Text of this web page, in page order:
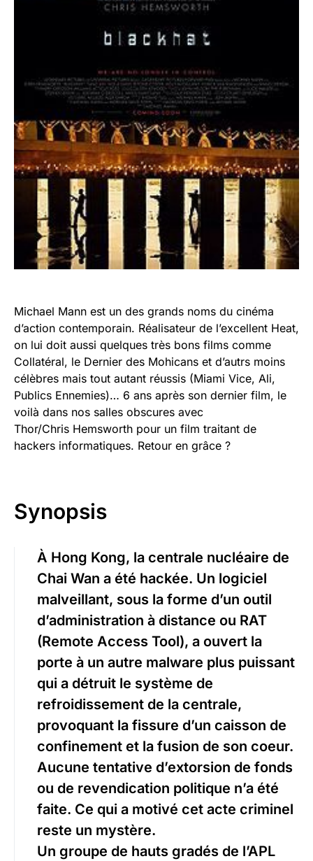
Michael Mann est un des grands noms du cinéma
d’action contemporain. Réalisateur de l’excellent Heat,
on lui doit aussi quelques très bons films comme
Collatéral, le Dernier des Mohicans et d’autrs moins
célèbres mais tout autant réussis (Miami Vice, Ali,
Publics Ennemies)… 6 ans après son dernier film, le
voilà dans nos salles obscures avec
Thor/Chris Hemsworth pour un film traitant de
hackers informatiques. Retour en grâce ?
Synopsis
À Hong Kong, la centrale nucléaire de
Chai Wan a été hackée. Un logiciel
malveillant, sous la forme d’un outil
d’administration à distance ou RAT
(Remote Access Tool), a ouvert la
porte à un autre malware plus puissant
qui a détruit le système de
refroidissement de la centrale,
provoquant la fissure d’un caisson de
confinement et la fusion de son coeur.
Aucune tentative d’extorsion de fonds
ou de revendication politique n’a été
faite. Ce qui a motivé cet acte criminel
reste un mystère.
Un groupe de hauts gradés de l’APL